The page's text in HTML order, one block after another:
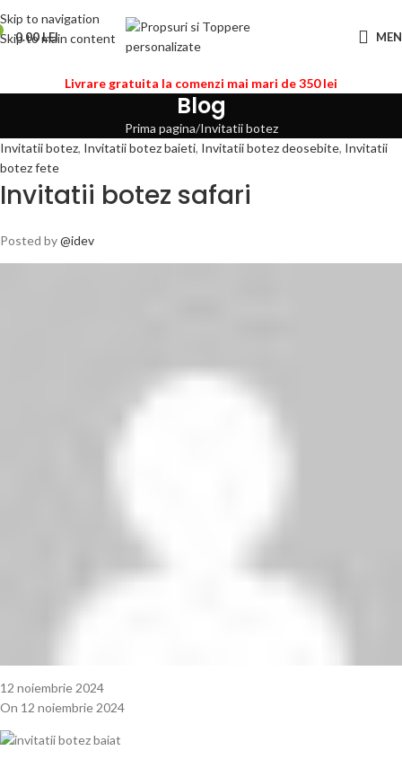
Skip to navigation
Skip to main content
0.00LEI
Livrare gratuita la comenzi mai mari de 350 lei
Blog
Prima pagina Invitatii botez
Invitatii botez, Invitatii botez baieti, Invitatii botez deosebite, Invitatii
botez fete
Invitatii botez safari
Posted by@idev
12 noiembrie 2024
On 12 noiembrie 2024